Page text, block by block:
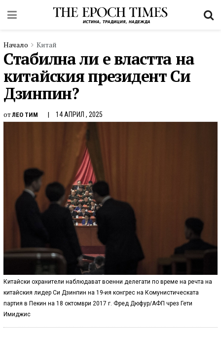
Начало Китай
Стабилна ли е властта на
китайския президент Си
Дзинпин?
отЛЕО ТИМ 14 АПРИЛ , 2025
Китайски охранители наблюдават военни делегати по време на речта на
китайския лидер Си Дзинпин на 19-ия конгрес на Комунистическата
партия в Пекин на 18 октомври 2017 г. Фред Дюфур/АФП чрез Гети
Имиджис